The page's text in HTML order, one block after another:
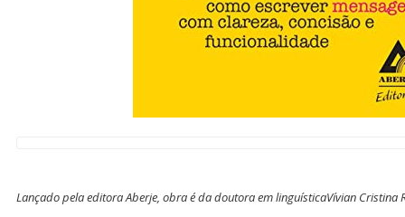
Lançado pela editora Aberje, obra é da doutora em linguísticaVívian Cristina